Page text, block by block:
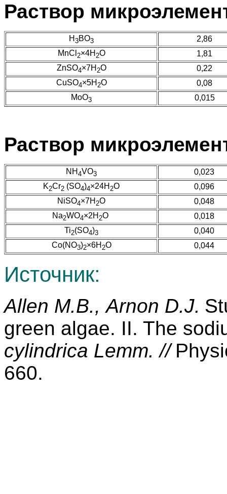
Раствор
H 3BO3
2,86
MnCl 2×4H 2O
1,81
ZnSO4×7H 2O
0,22
CuSO4×5H 2O
0,08
MoO3 0,015
Раствор
NH 4VO3
0,023
K2Cr2 (SO4)4×24H 2O
0,096
NiSO4×7H 2O
0,048
Na2WO4×2H 2O
0,018
Ti2(SO4)3
0,040
Co(NO3)2×6H 2O 0,044
Источник:
Allen M.B.,Arnon D.J.
green algae. II. The
cylindrica Lemm. //
660.